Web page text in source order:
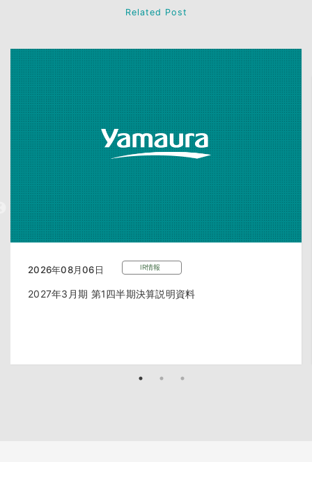
Related Post
2026年08月06日 IR情報
2027年3月期 第1四半期決算説明資料